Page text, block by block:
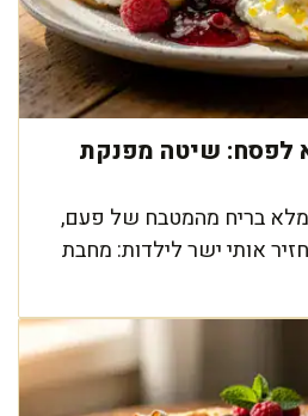
לפסח: שיטה מפנקת
בריח מהמטבח של פעם,
אותי ישר לילדות: מחבת